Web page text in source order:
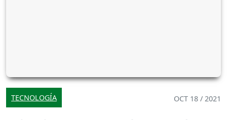
TECNOLOGÍA OCT 18 / 2021